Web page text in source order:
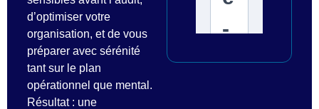
d’optimiser votre
organisation, et de vous
préparer avec sérénité
tant sur le plan
opérationnel que mental.
Résultat : une